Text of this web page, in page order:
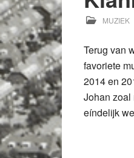
MUZIEK
Terug van
favoriete
2014 en
Johan zoal
eíndelijk